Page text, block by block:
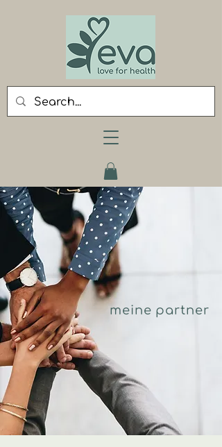
meine partner